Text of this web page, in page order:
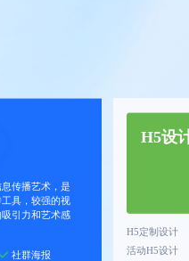
传播艺术，是
具，较强的视
引力和艺术感
社群海报
H5设
H5定制设计
活动H5设计